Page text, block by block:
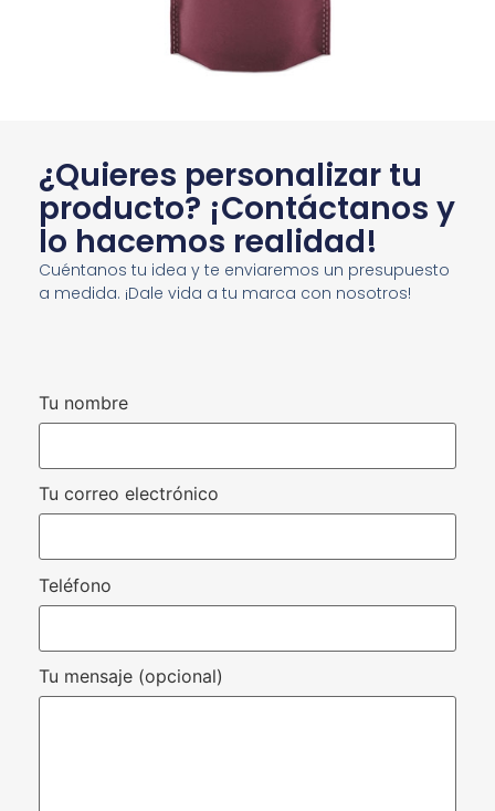
¿Quieres personalizar tu
producto? ¡Contáctanos y
lo hacemos realidad!
Cuéntanos tu idea y te enviaremos un presupuesto
a medida. ¡Dale vida a tu marca con nosotros!
Tu nombre
Tu correo electrónico
Teléfono
Tu mensaje (opcional)